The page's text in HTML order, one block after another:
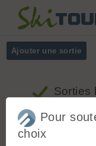
Ajouter une sortie
Sorties
Vallaisonnay,
Pour
choix